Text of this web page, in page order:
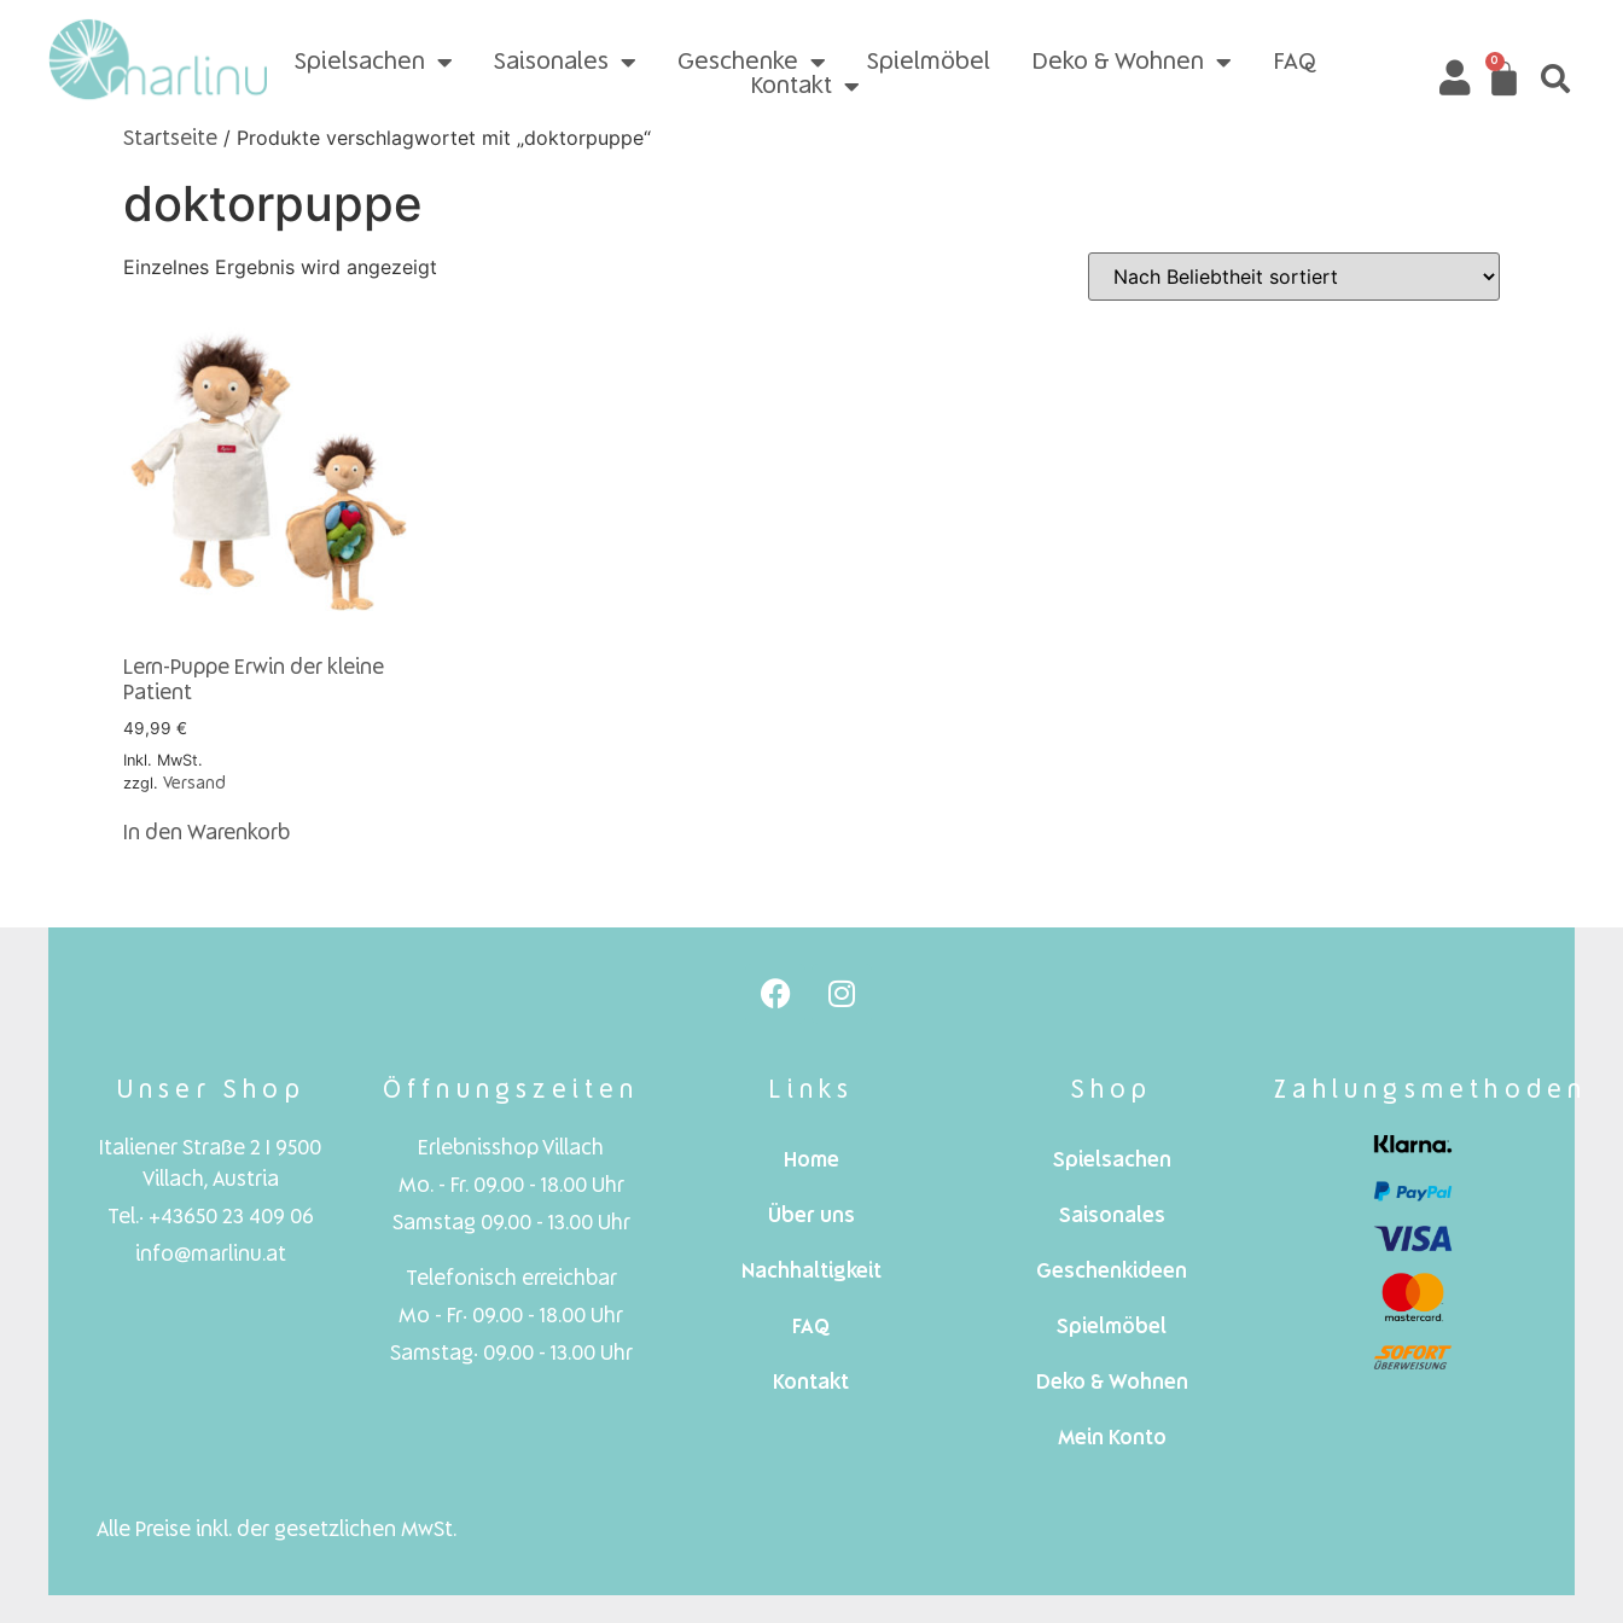
Spielsachen Saisonales Geschenke Spielmöbel Deko & Wohnen
FAQ
Kontakt
0
Startseite / Produkte verschlagwortet mit „doktorpuppe“
doktorpuppe
Einzelnes Ergebnis wird angezeigt
Lern-Puppe Erwin der kleine
Patient
49,99 €
Inkl. MwSt.
zzgl. Versand
In den Warenkorb
Unser Shop
Italiener Straße 2 I 9500
Villach, Austria
Tel.: +43650 23 409 06
info@marlinu.at
Öffnungszeiten
Erlebnisshop Villach
Mo. - Fr. 09.00 - 18.00 Uhr
Samstag 09.00 - 13.00 Uhr
Telefonisch erreichbar
Mo - Fr: 09.00 - 18.00 Uhr
Samstag: 09.00 - 13.00 Uhr
Links
Home
Über uns
Nachhaltigkeit
FAQ
Kontakt
Shop
Spielsachen
Saisonales
Geschenkideen
Spielmöbel
Deko & Wohnen
Mein Konto
Zahlungsmethoden
Alle Preise inkl. der gesetzlichen MwSt.